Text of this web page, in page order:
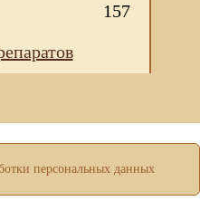
157
персональных данных
Политике в отношении
нашего сайта.